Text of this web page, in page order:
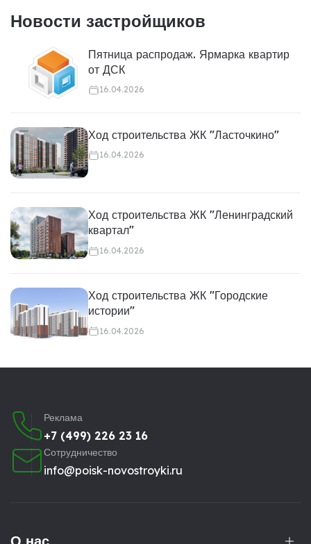
Новости застройщиков
Пятница распродаж. Ярмарка квартир
от ДСК
16.04.2026
Ход строительства ЖК "Ласточкино"
16.04.2026
Ход строительства ЖК "Ленинградский
квартал"
16.04.2026
Ход строительства ЖК "Городские
истории"
16.04.2026
Реклама
+7 (499) 226 23 16
Сотрудничество
info@poisk-novostroyki.ru